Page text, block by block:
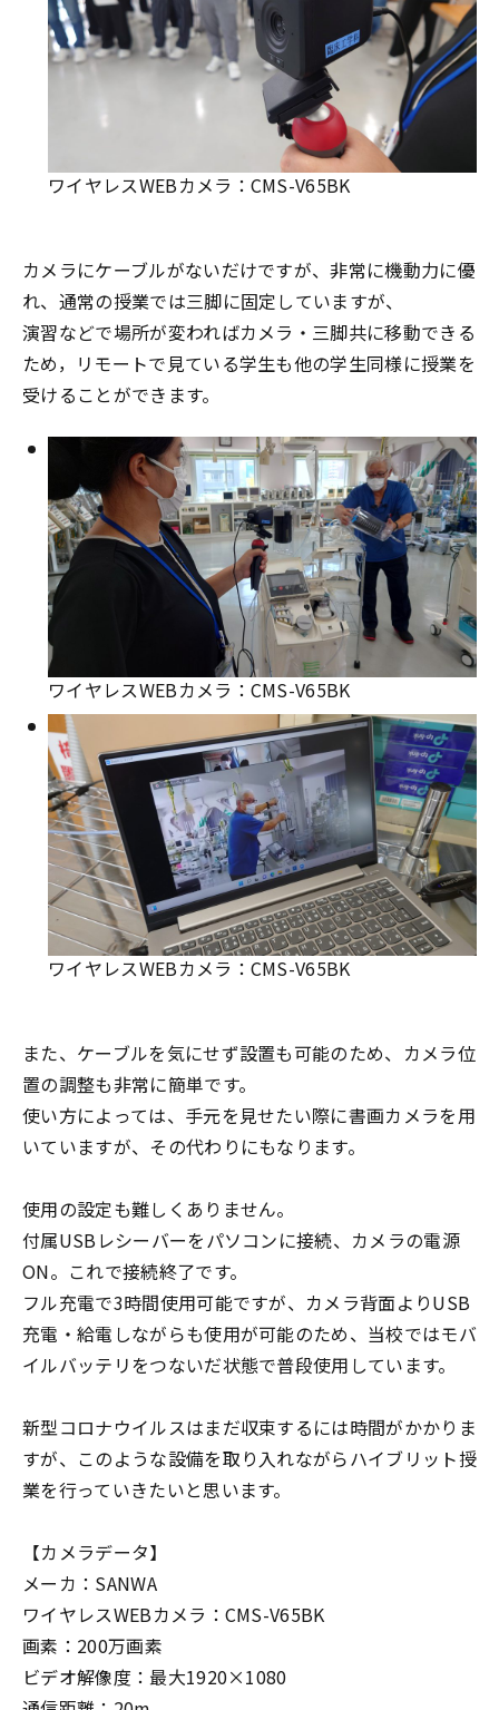
ワイヤレスWEBカメラ：CMS-V65BK
カメラにケーブルがないだけですが、非常に機動力に優
れ、通常の授業では三脚に固定していますが、
演習などで場所が変わればカメラ・三脚共に移動できる
ため，リモートで見ている学生も他の学生同様に授業を
受けることができます。
ワイヤレスWEBカメラ：CMS-V65BK
ワイヤレスWEBカメラ：CMS-V65BK
また、ケーブルを気にせず設置も可能のため、カメラ位
置の調整も非常に簡単です。
使い方によっては、手元を見せたい際に書画カメラを用
いていますが、その代わりにもなります。
使用の設定も難しくありません。
付属USBレシーバーをパソコンに接続、カメラの電源
ON。これで接続終了です。
フル充電で3時間使用可能ですが、カメラ背面よりUSB
充電・給電しながらも使用が可能のため、当校ではモバ
イルバッテリをつないだ状態で普段使用しています。
新型コロナウイルスはまだ収束するには時間がかかりま
すが、このような設備を取り入れながらハイブリット授
業を行っていきたいと思います。
【カメラデータ】
メーカ：SANWA
ワイヤレスWEBカメラ：CMS-V65BK
画素：200万画素
ビデオ解像度：最大1920×1080